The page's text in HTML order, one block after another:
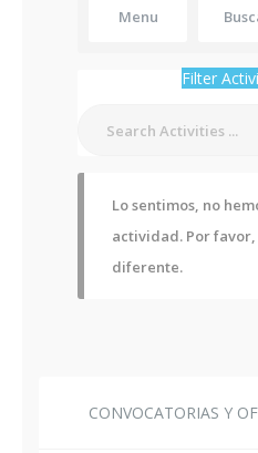
Menu
Filter
Lo sentimos, no
actividad. Por
diferente.
CONVOCATORIAS Y